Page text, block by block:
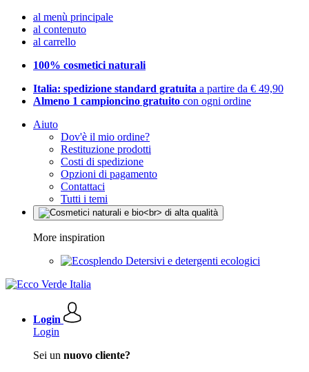
al menù principale
al contenuto
al carrello
100% cosmetici naturali
Italia: spedizione standard gratuita a partire da € 49,90
Almeno 1 campioncino gratuito con ogni ordine
Aiuto
Dov'è il mio ordine?
Restituzione prodotti
Costi di spedizione
Opzioni di pagamento
Contattaci
Tutti i temi
More inspiration
Detersivi e detergenti ecologici
Login
Login
Sei un nuovo cliente?